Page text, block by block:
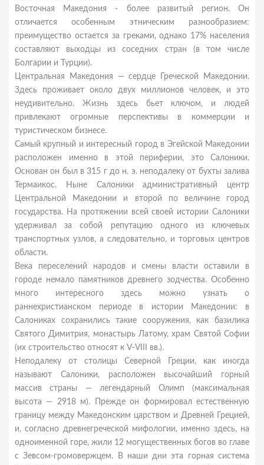
Восточная Македония - более развитый регион. Он
отличается особенным этническим разнообразием:
преимущество остается за греками, однако 17% населения
составляют выходцы из соседних стран (в том числе
Болгарии и Турции).
Центральная Македония — сердце Греческой Македонии.
Здесь проживает около двух миллионов человек, и это
неудивительно. Жизнь здесь бьет ключом, и людей
привлекают огромные перспективы в коммерции и
туристическом бизнесе.
Самый крупный и интересный город в Эгейской Македонии
расположен именно в этой периферии, это Салоники.
Основан он был в 315 г до н. э. неподалеку от бухты залива
Термаикос. Ныне Салоники административный центр
Центральной Македонии и второй по величине город
государства. На протяжении всей своей истории Салоники
удерживал за собой репутацию одного из ключевых
транспортных узлов, а следовательно, и торговых центров
области.
Века переселений народов и смены власти оставили в
городе немало памятников древнего зодчества. Особенно
много интересного здесь можно узнать о
раннехристианском периоде в истории Македонии: в
Салониках сохранились такие сооружения, как базилика
Святого Димитрия, монастырь Латому, храм Святой Софии
(их строительство относят к V-VIII вв.).
Неподалеку от столицы Северной Греции, как иногда
называют Салоники, расположен высочайший горный
массив страны — легендарный Олимп (максимальная
высота — 2918 м). Прежде он формировал естественную
границу между Македонским царством и Древней Грецией,
и, согласно древнегреческой мифологии, именно здесь, на
одноименной горе, жили 12 могущественных богов во главе
с Зевсом-громовержцем. В наши дни эта горная система